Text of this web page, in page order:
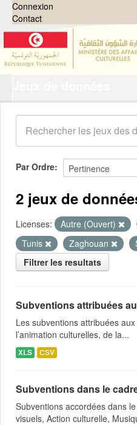
Connexion
Contact
Organisations
Groupes
Demandes 0
À propos
Par Ordre
2 jeux de
Licenses: Autre (Ouvert)
Tunis
Zaghouan
Filtrer les resultats
Subventions attribuées
Les subventions attribuées
l’animation culturelles, de la...
XLS CSV
Subventions dans le
Subventions accordées dans
visuels, Action culturelle,